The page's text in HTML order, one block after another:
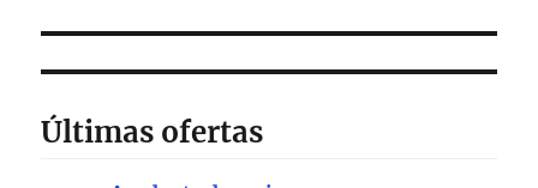
Últimas ofertas